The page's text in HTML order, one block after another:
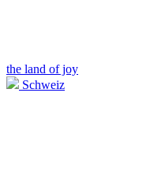
the land of joy
Schweiz